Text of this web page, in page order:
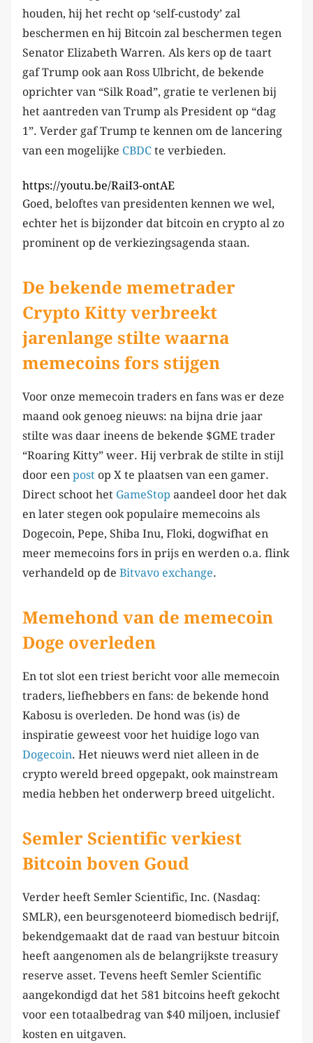
houden, hij het recht op ‘self-custody’ zal
beschermen en hij Bitcoin zal beschermen tegen
Senator Elizabeth Warren. Als kers op de taart
gaf Trump ook aan Ross Ulbricht, de bekende
oprichter van “Silk Road”, gratie te verlenen bij
het aantreden van Trump als President op “dag
1”. Verder gaf Trump te kennen om de lancering
van een mogelijke CBDC te verbieden.
https://youtu.be/RaiI3-ontAE
Goed, beloftes van presidenten kennen we wel,
echter het is bijzonder dat bitcoin en crypto al zo
prominent op de verkiezingsagenda staan.
De bekende memetrader
Crypto Kitty verbreekt
jarenlange stilte waarna
memecoins fors stijgen
Voor onze memecoin traders en fans was er deze
maand ook genoeg nieuws: na bijna drie jaar
stilte was daar ineens de bekende $GME trader
“Roaring Kitty” weer. Hij verbrak de stilte in stijl
door een post op X te plaatsen van een gamer.
Direct schoot het GameStop aandeel door het dak
en later stegen ook populaire memecoins als
Dogecoin, Pepe, Shiba Inu, Floki, dogwifhat en
meer memecoins fors in prijs en werden o.a. flink
verhandeld op de Bitvavo exchange.
Memehond van de memecoin
Doge overleden
En tot slot een triest bericht voor alle memecoin
traders, liefhebbers en fans: de bekende hond
Kabosu is overleden. De hond was (is) de
inspiratie geweest voor het huidige logo van
Dogecoin. Het nieuws werd niet alleen in de
crypto wereld breed opgepakt, ook mainstream
media hebben het onderwerp breed uitgelicht.
Semler Scientific verkiest
Bitcoin boven Goud
Verder heeft Semler Scientific, Inc. (Nasdaq:
SMLR), een beursgenoteerd biomedisch bedrijf,
bekendgemaakt dat de raad van bestuur bitcoin
heeft aangenomen als de belangrijkste treasury
reserve asset. Tevens heeft Semler Scientific
aangekondigd dat het 581 bitcoins heeft gekocht
voor een totaalbedrag van $40 miljoen, inclusief
kosten en uitgaven.